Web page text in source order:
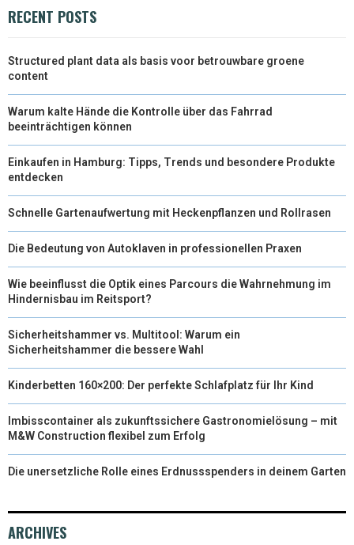
RECENT POSTS
Structured plant data als basis voor betrouwbare groene
content
Warum kalte Hände die Kontrolle über das Fahrrad
beeinträchtigen können
Einkaufen in Hamburg: Tipps, Trends und besondere Produkte
entdecken
Schnelle Gartenaufwertung mit Heckenpflanzen und Rollrasen
Die Bedeutung von Autoklaven in professionellen Praxen
Wie beeinflusst die Optik eines Parcours die Wahrnehmung im
Hindernisbau im Reitsport?
Sicherheitshammer vs. Multitool: Warum ein
Sicherheitshammer die bessere Wahl
Kinderbetten 160×200: Der perfekte Schlafplatz für Ihr Kind
Imbisscontainer als zukunftssichere Gastronomielösung – mit
M&W Construction flexibel zum Erfolg
Die unersetzliche Rolle eines Erdnussspenders in deinem Garten
ARCHIVES